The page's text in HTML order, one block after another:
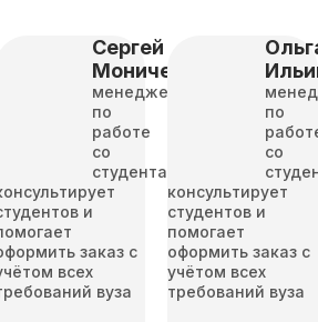
Сергей
Моничев
менеджер
по
работе
со
студентами
и
заказ с
всех
вуза
по
со
консультирует
студентов и
помогает
оформить заказ с
учётом всех
требований вуза